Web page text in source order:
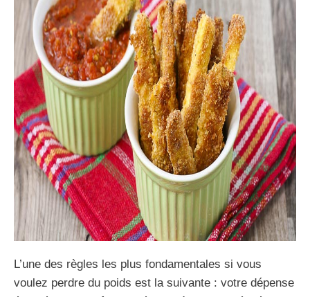
L’une des règles les plus fondamentales si vous
voulez perdre du poids est la suivante : votre dépense